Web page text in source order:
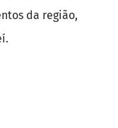
da região,